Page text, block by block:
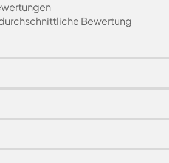
Bewertung